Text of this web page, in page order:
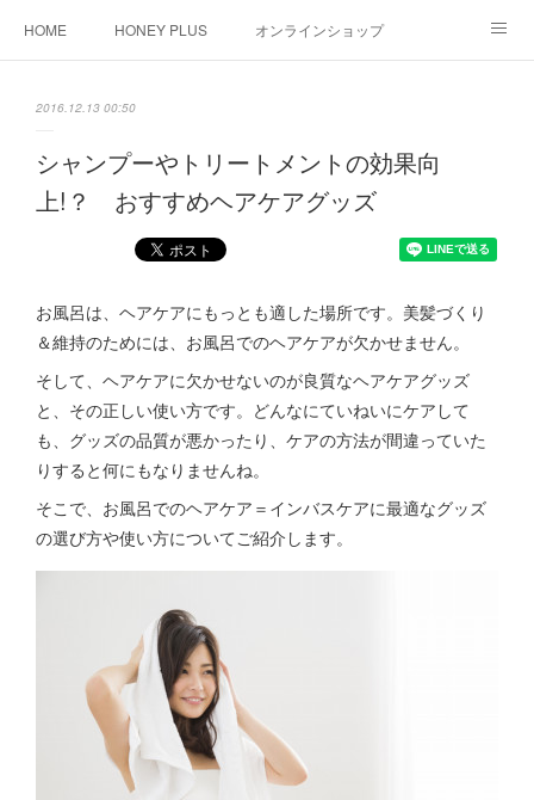
HOME HONEY PLUS オンラインショップ
2016.12.13 00:50
シャンプーやトリートメントの効果向
上!？ おすすめヘアケアグッズ
お風呂は、ヘアケアにもっとも適した場所です。美髪づくり
＆維持のためには、お風呂でのヘアケアが欠かせません。
そして、ヘアケアに欠かせないのが良質なヘアケアグッズ
と、その正しい使い方です。どんなにていねいにケアして
も、グッズの品質が悪かったり、ケアの方法が間違っていた
りすると何にもなりませんね。
そこで、お風呂でのヘアケア＝インバスケアに最適なグッズ
の選び方や使い方についてご紹介します。